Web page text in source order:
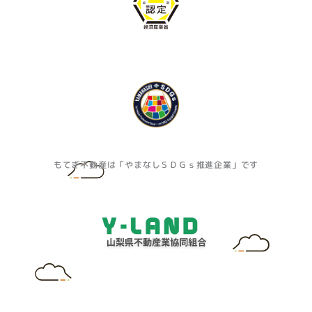
もてぎ不動産は「やまなしＳＤＧｓ推進企業」です